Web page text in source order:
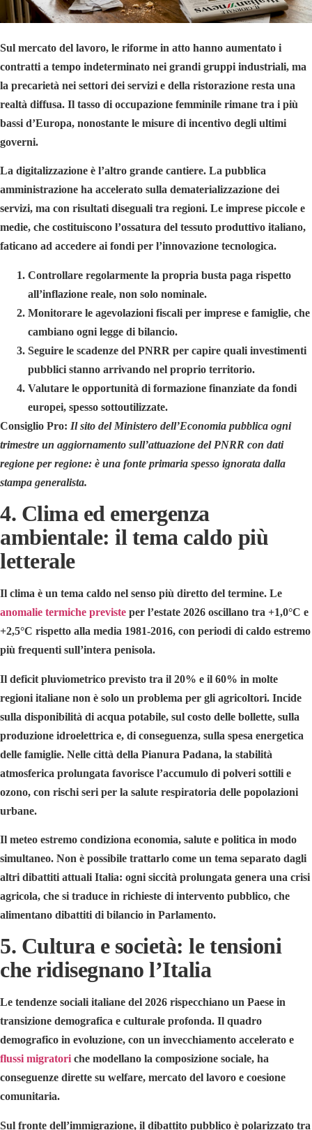
Sul mercato del lavoro, le riforme in atto hanno aumentato i
contratti a tempo indeterminato nei grandi gruppi industriali, ma
la precarietà nei settori dei servizi e della ristorazione resta una
realtà diffusa. Il tasso di occupazione femminile rimane tra i più
bassi d’Europa, nonostante le misure di incentivo degli ultimi
governi.
La digitalizzazione è l’altro grande cantiere. La pubblica
amministrazione ha accelerato sulla dematerializzazione dei
servizi, ma con risultati diseguali tra regioni. Le imprese piccole e
medie, che costituiscono l’ossatura del tessuto produttivo italiano,
faticano ad accedere ai fondi per l’innovazione tecnologica.
Controllare regolarmente la propria busta paga rispetto
all’inflazione reale, non solo nominale.
Monitorare le agevolazioni fiscali per imprese e famiglie, che
cambiano ogni legge di bilancio.
Seguire le scadenze del PNRR per capire quali investimenti
pubblici stanno arrivando nel proprio territorio.
Valutare le opportunità di formazione finanziate da fondi
europei, spesso sottoutilizzate.
Consiglio Pro: Il sito del Ministero dell’Economia pubblica ogni
trimestre un aggiornamento sull’attuazione del PNRR con dati
regione per regione: è una fonte primaria spesso ignorata dalla
stampa generalista.
4. Clima ed emergenza
ambientale: il tema caldo più
letterale
Il clima è un tema caldo nel senso più diretto del termine. Le
anomalie termiche previste per l’estate 2026 oscillano tra +1,0°C e
+2,5°C rispetto alla media 1981-2016, con periodi di caldo estremo
più frequenti sull’intera penisola.
Il deficit pluviometrico previsto tra il 20% e il 60% in molte
regioni italiane non è solo un problema per gli agricoltori. Incide
sulla disponibilità di acqua potabile, sul costo delle bollette, sulla
produzione idroelettrica e, di conseguenza, sulla spesa energetica
delle famiglie. Nelle città della Pianura Padana, la stabilità
atmosferica prolungata favorisce l’accumulo di polveri sottili e
ozono, con rischi seri per la salute respiratoria delle popolazioni
urbane.
Il meteo estremo condiziona economia, salute e politica in modo
simultaneo. Non è possibile trattarlo come un tema separato dagli
altri dibattiti attuali Italia: ogni siccità prolungata genera una crisi
agricola, che si traduce in richieste di intervento pubblico, che
alimentano dibattiti di bilancio in Parlamento.
5. Cultura e società: le tensioni
che ridisegnano l’Italia
Le tendenze sociali italiane del 2026 rispecchiano un Paese in
transizione demografica e culturale profonda. Il quadro
demografico in evoluzione, con un invecchiamento accelerato e
flussi migratori che modellano la composizione sociale, ha
conseguenze dirette su welfare, mercato del lavoro e coesione
comunitaria.
Sul fronte dell’immigrazione, il dibattito pubblico è polarizzato tra